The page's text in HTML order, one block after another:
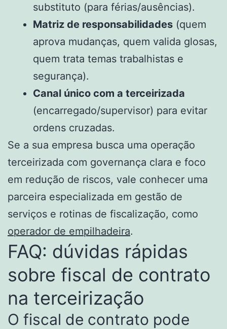
substituto (para férias/ausências).
Matriz de responsabilidades (quem
aprova mudanças, quem valida glosas,
quem trata temas trabalhistas e
segurança).
Canal único com a terceirizada
(encarregado/supervisor) para evitar
ordens cruzadas.
Se a sua empresa busca uma operação
terceirizada com governança clara e foco
em redução de riscos, vale conhecer uma
parceira especializada em gestão de
serviços e rotinas de fiscalização, como
operador de empilhadeira.
FAQ: dúvidas rápidas
sobre fiscal de contrato
na terceirização
O fiscal de contrato pode